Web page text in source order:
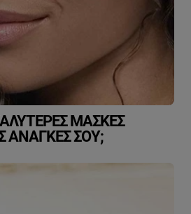
ΜΆΣΚΕΣ
ΑΝΆΓΚΕΣ ΣΟΥ;